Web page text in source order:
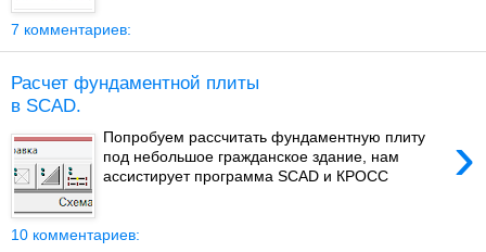
7 комментариев:
Расчет фундаментной плиты
в SCAD.
›
Попробуем рассчитать фундаментную плиту
под небольшое гражданское здание, нам
ассистирует программа SCAD и КРОСС
10 комментариев: